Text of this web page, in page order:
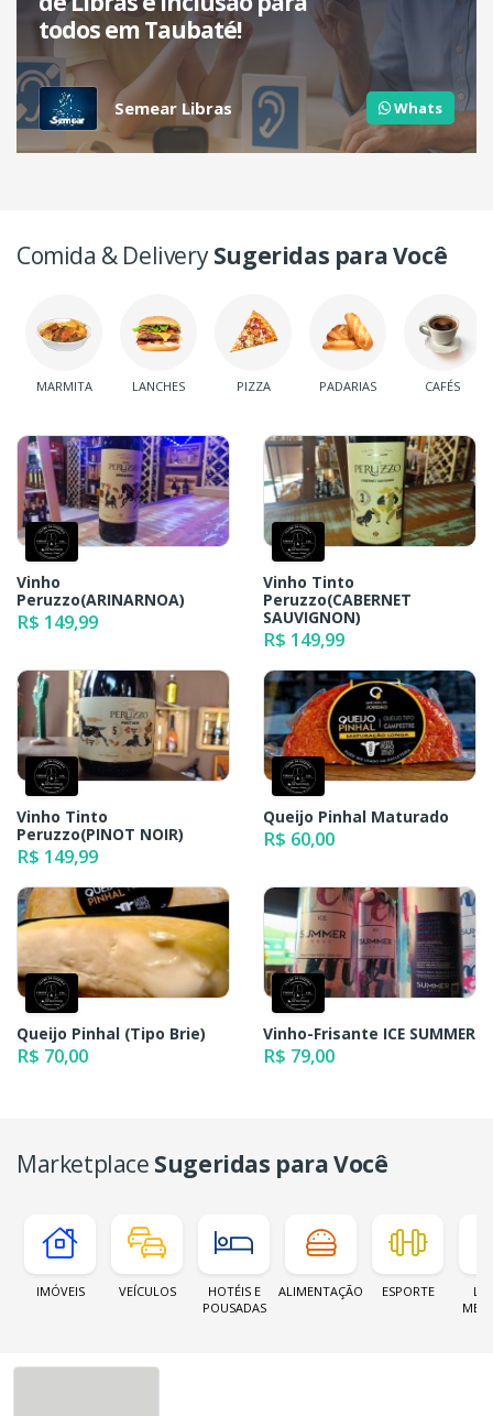
todos em Taubaté!
Semear Libras Whats
Comida & DeliverySugeridas para Você
MARMITA LANCHES PIZZA PADARIAS CAFÉS
Vinho
Peruzzo(ARINARNOA)
R$ 149,99
Vinho Tinto
Peruzzo(CABERNET
SAUVIGNON)
R$ 149,99
Vinho Tinto
Peruzzo(PINOT NOIR)
R$ 149,99
Queijo Pinhal Maturado
R$ 60,00
Queijo Pinhal (Tipo Brie)
R$ 70,00
Vinho-Frisante ICE SUMMER
R$ 79,00
Marketplace Sugeridas para Você
IMÓVEIS VEÍCULOS
HOTÉIS E
POUSADAS
ALIMENTAÇÃO ESPORTE